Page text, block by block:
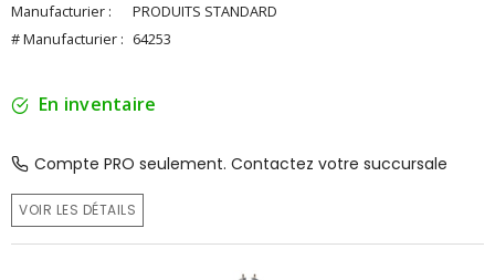
Manufacturier :
PRODUITS STANDARD
# Manufacturier : 64253
En inventaire
Compte PRO seulement. Contactez votre succursale
VOIR LES DÉTAILS